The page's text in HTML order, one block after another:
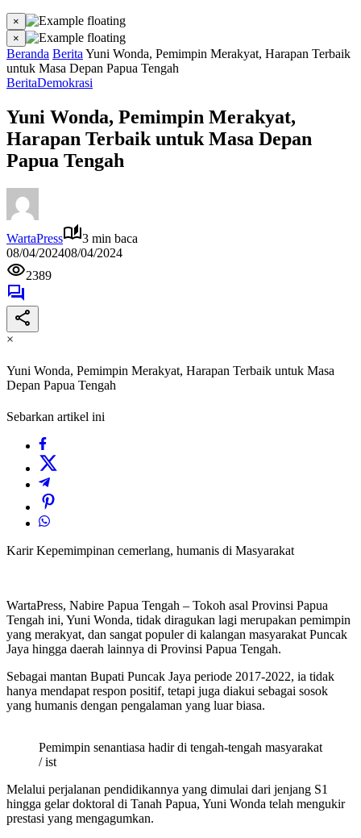
×
×
Beranda Berita Yuni Wonda, Pemimpin Merakyat, Harapan Terbaik
untuk Masa Depan Papua Tengah
BeritaDemokrasi
Yuni Wonda, Pemimpin Merakyat,
Harapan Terbaik untuk Masa Depan
Papua Tengah
WartaPress
3 min baca
08/04/202408/04/2024
2389
×
Yuni Wonda, Pemimpin Merakyat, Harapan Terbaik untuk Masa
Depan Papua Tengah
Sebarkan artikel ini
Karir Kepemimpinan cemerlang, humanis di Masyarakat
WartaPress, Nabire Papua Tengah – Tokoh asal Provinsi Papua
Tengah ini, Yuni Wonda, tidak diragukan lagi merupakan pemimpin
yang merakyat, dan sangat populer di kalangan masyarakat Puncak
Jaya hingga daerah lainnya di Provinsi Papua Tengah.
Sebagai mantan Bupati Puncak Jaya periode 2017-2022, ia tidak
hanya mendapat respon positif, tetapi juga diakui sebagai sosok
yang humanis dengan pengalaman yang luar biasa.
Pemimpin senantiasa hadir di tengah-tengah masyarakat
/ ist
Melalui perjalanan pendidikannya yang dimulai dari jenjang S1
hingga gelar doktoral di Tanah Papua, Yuni Wonda telah mengukir
prestasi yang mengagumkan.